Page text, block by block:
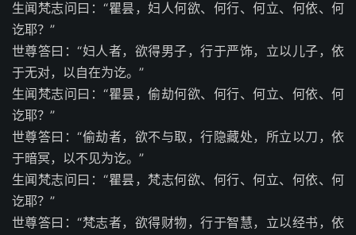
生闻梵志问曰：“瞿昙，妇人何欲、何行、何立、何依、何
讫耶？”
世尊答曰：“妇人者，欲得男子，行于严饰，立以儿子，依
于无对，以自在为讫。”
生闻梵志问曰：“瞿昙，偷劫何欲、何行、何立、何依、何
讫耶？”
世尊答曰：“偷劫者，欲不与取，行隐藏处，所立以刀，依
于暗冥，以不见为讫。”
生闻梵志问曰：“瞿昙，梵志何欲、何行、何立、何依、何
讫耶？”
世尊答曰：“梵志者，欲得财物，行于智慧，立以经书，依